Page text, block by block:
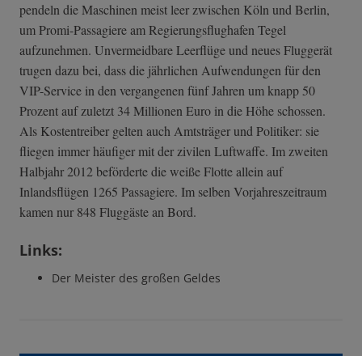
pendeln die Maschinen meist leer zwischen Köln und Berlin,
um Promi-Passagiere am Regierungsflughafen Tegel
aufzunehmen. Unvermeidbare Leerflüge und neues Fluggerät
trugen dazu bei, dass die jährlichen Aufwendungen für den
VIP-Service in den vergangenen fünf Jahren um knapp 50
Prozent auf zuletzt 34 Millionen Euro in die Höhe schossen.
Als Kostentreiber gelten auch Amtsträger und Politiker: sie
fliegen immer häufiger mit der zivilen Luftwaffe. Im zweiten
Halbjahr 2012 beförderte die weiße Flotte allein auf
Inlandsflügen 1265 Passagiere. Im selben Vorjahreszeitraum
kamen nur 848 Fluggäste an Bord.
Links:
Der Meister des großen Geldes